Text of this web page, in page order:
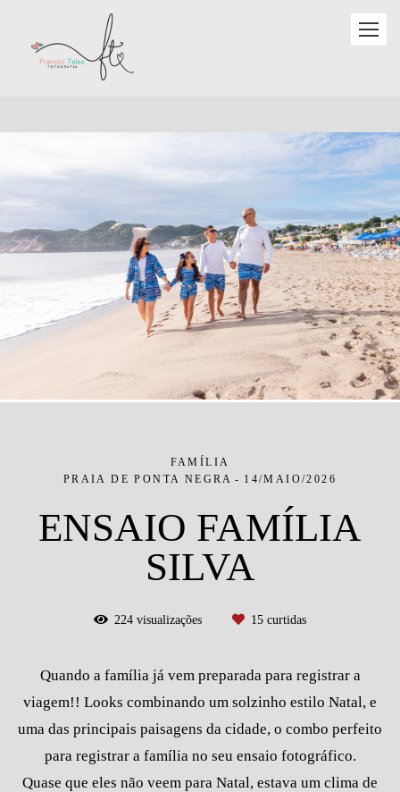
FAMÍLIA
PRAIA DE PONTA NEGRA
14/MAIO/2026
ENSAIO FAMÍLIA
SILVA
224 visualizações 15 curtidas
Quando a família já vem preparada para registrar a
viagem!! Looks combinando um solzinho estilo Natal, e
uma das principais paisagens da cidade, o combo perfeito
para registrar a família no seu ensaio fotográfico.
Quase que eles não veem para Natal, estava um clima de